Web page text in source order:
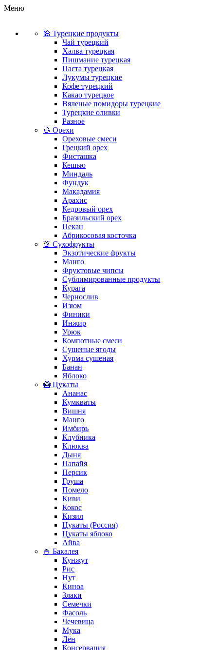
Меню
🕌 Турецкие продукты
Чай турецкий
Халва турецкая
Пишмание турецкая
Паста турецкая
Лукумы турецкие
Кофе турецкий
Какао турецкое
Вяленые помидоры турецкие
Турецкие оливки
Разное
🌰 Орехи
Ореховые смеси
Грецкий орех
Фисташка
Кешью
Миндаль
Фундук
Макадамия
Арахис
Кедровый орех
Бразильский орех
Пекан
Абрикосовая косточка
🍑 Сухофрукты
Экзотические фрукты
Манго
Фруктовые чипсы
Сублимированные продукты
Курага
Чернослив
Изюм
Финики
Инжир
Урюк
Компотные смеси
Сушеные ягоды
Хурма сушеная
Банан
Яблоко
🥝 Цукаты
Ананас
Кумкваты
Вишня
Манго
Имбирь
Клубника
Клюква
Дыня
Папайя
Персик
Груша
Помело
Киви
Кокос
Кизил
Цукаты (Россия)
Цукаты яблоко
Айва
🍚 Бакалея
Кунжут
Рис
Нут
Киноа
Злаки
Семечки
Фасоль
Чечевица
Мука
Лён
Консервация